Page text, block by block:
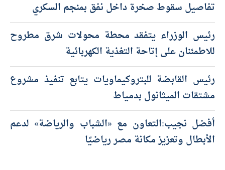
تفاصيل سقوط صخرة داخل نفق بمنجم السكري
رئيس الوزراء يتفقد محطة محولات شرق مطروح
للاطمئنان على إتاحة التغذية الكهربائية
رئيس القابضة للبتروكيماويات يتابع تنفيذ مشروع
مشتقات الميثانول بدمياط
أفضل نجيب:التعاون مع «الشباب والرياضة» لدعم
الأبطال وتعزيز مكانة مصر رياضيًا